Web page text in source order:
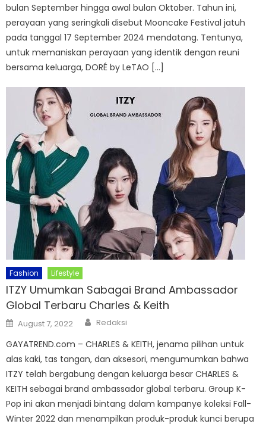
bulan September hingga awal bulan Oktober. Tahun ini,
perayaan yang seringkali disebut Mooncake Festival jatuh
pada tanggal 17 September 2024 mendatang. Tentunya,
untuk memaniskan perayaan yang identik dengan reuni
bersama keluarga, DORÉ by LeTAO […]
Fashion Lifestyle
ITZY Umumkan Sabagai Brand Ambassador
Global Terbaru Charles & Keith
Posted
on
August 7, 2022 Author
Redaksi
GAYATREND.com – CHARLES & KEITH, jenama pilihan untuk
alas kaki, tas tangan, dan aksesori, mengumumkan bahwa
ITZY telah bergabung dengan keluarga besar CHARLES &
KEITH sebagai brand ambassador global terbaru. Group K-
Pop ini akan menjadi bintang dalam kampanye koleksi Fall-
Winter 2022 dan menampilkan produk-produk kunci berupa